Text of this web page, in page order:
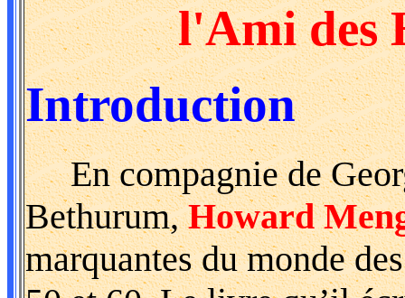
l'Ami des
Introduction
En compagnie de
Bethurum,Howard
marquantes du monde